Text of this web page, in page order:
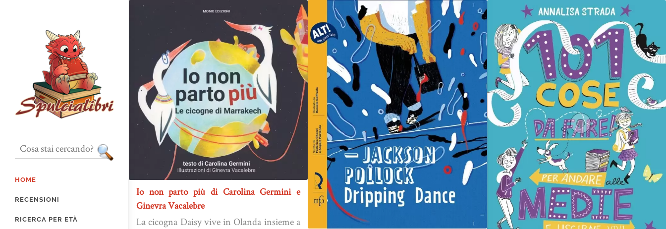
HOME
RECENSIONI
RICERCA PER ETÀ
Io non parto più di Carolina Germini e
Ginevra Vacalebre
La cicogna Daisy vive in Olanda insieme a